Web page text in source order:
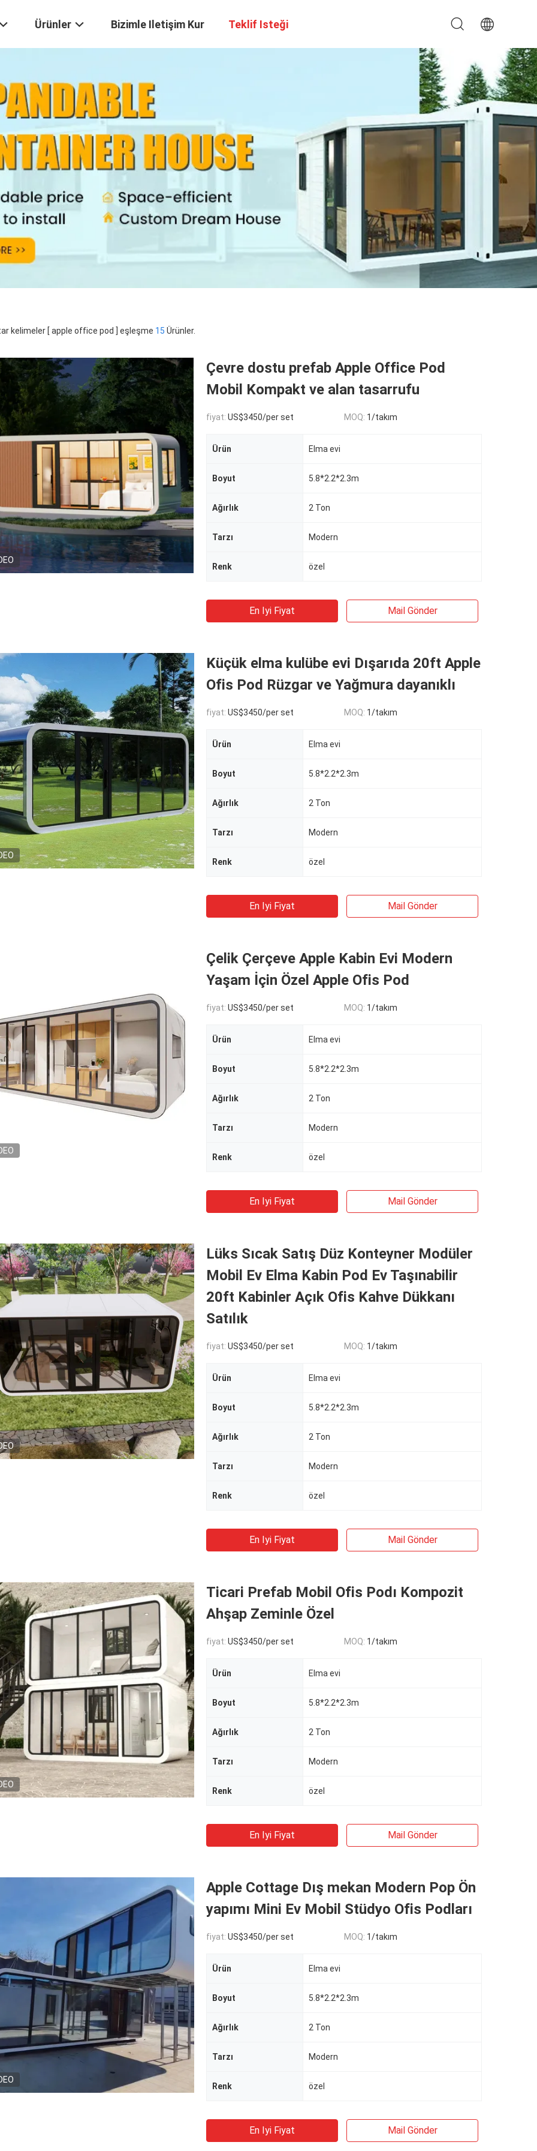
Ürünler Bizimle Iletişim Kur Teklif Isteği
kelimeler [ apple office pod ] eşleşme 15 Ürünler.
Çevre dostu prefab Apple Office Pod
Mobil Kompakt ve alan tasarrufu
fiyat: US$3450/per set MOQ: 1/takım
Ürün Elma evi
Boyut 5.8*2.2*2.3m
Ağırlık 2 Ton
Tarzı Modern
Renk özel
En Iyi Fiyat Mail Gönder
Küçük elma kulübe evi Dışarıda 20ft Apple
Ofis Pod Rüzgar ve Yağmura dayanıklı
fiyat: US$3450/per set MOQ: 1/takım
Ürün Elma evi
Boyut 5.8*2.2*2.3m
Ağırlık 2 Ton
Tarzı Modern
Renk özel
En Iyi Fiyat Mail Gönder
Çelik Çerçeve Apple Kabin Evi Modern
Yaşam İçin Özel Apple Ofis Pod
fiyat: US$3450/per set MOQ: 1/takım
Ürün Elma evi
Boyut 5.8*2.2*2.3m
Ağırlık 2 Ton
Tarzı Modern
Renk özel
En Iyi Fiyat Mail Gönder
Lüks Sıcak Satış Düz Konteyner Modüler
Mobil Ev Elma Kabin Pod Ev Taşınabilir
20ft Kabinler Açık Ofis Kahve Dükkanı
Satılık
fiyat: US$3450/per set MOQ: 1/takım
Ürün Elma evi
Boyut 5.8*2.2*2.3m
Ağırlık 2 Ton
Tarzı Modern
Renk özel
En Iyi Fiyat Mail Gönder
Ticari Prefab Mobil Ofis Podı Kompozit
Ahşap Zeminle Özel
fiyat: US$3450/per set MOQ: 1/takım
Ürün Elma evi
Boyut 5.8*2.2*2.3m
Ağırlık 2 Ton
Tarzı Modern
Renk özel
En Iyi Fiyat Mail Gönder
Apple Cottage Dış mekan Modern Pop Ön
yapımı Mini Ev Mobil Stüdyo Ofis Podları
fiyat: US$3450/per set MOQ: 1/takım
Ürün Elma evi
Boyut 5.8*2.2*2.3m
Ağırlık 2 Ton
Tarzı Modern
Renk özel
En Iyi Fiyat Mail Gönder